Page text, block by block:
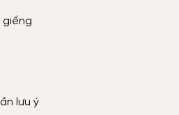
giếng
lưu ý